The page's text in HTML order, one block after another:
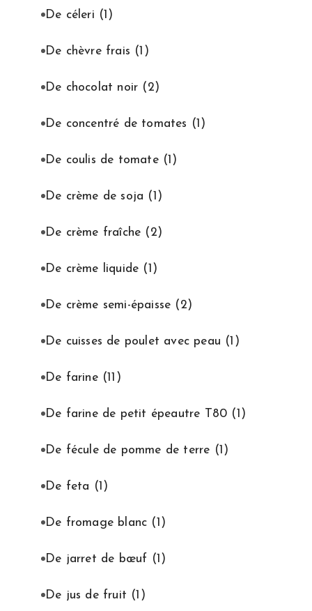
De céleri (1)
De chèvre frais (1)
De chocolat noir (2)
De concentré de tomates (1)
De coulis de tomate (1)
De crème de soja (1)
De crème fraîche (2)
De crème liquide (1)
De crème semi-épaisse (2)
De cuisses de poulet avec peau (1)
De farine (11)
De farine de petit épeautre T80 (1)
De fécule de pomme de terre (1)
De feta (1)
De fromage blanc (1)
De jarret de bœuf (1)
De jus de fruit (1)